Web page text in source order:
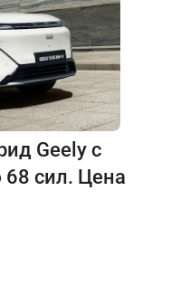
Geely с
сил. Цена